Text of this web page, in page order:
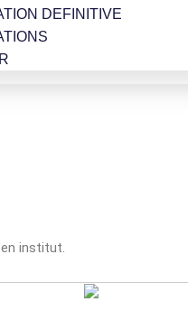
DEFINITIVE
institut.